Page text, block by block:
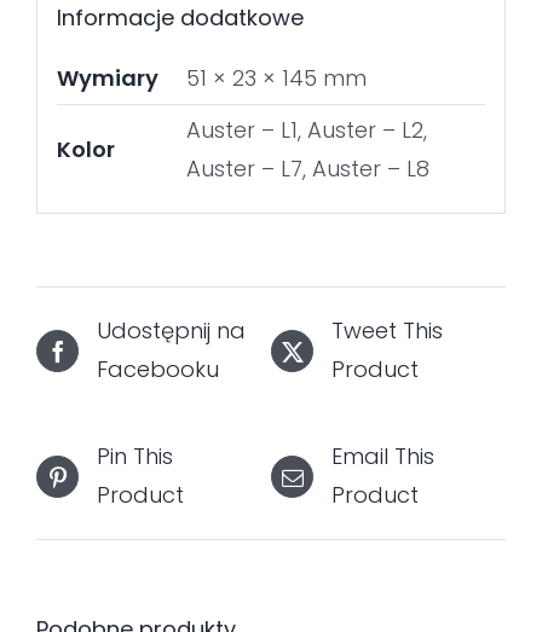
Informacje dodatkowe
Wymiary
51 × 23 × 145 mm
Kolor
Auster – L1, Auster – L2,
Auster – L7, Auster – L8
Udostępnij na
Facebooku
Tweet This
Product
Pin This
Product
Email This
Product